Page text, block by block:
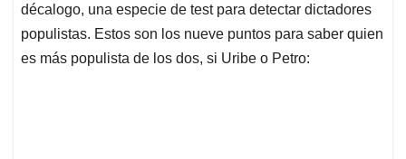
décalogo, una especie de test para detectar dictadores
populistas. Estos son los nueve puntos para saber quien
es más populista de los dos, si Uribe o Petro: